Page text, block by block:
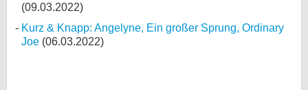
(09.03.2022)
Kurz & Knapp: Angelyne, Ein großer Sprung, Ordinary
Joe (06.03.2022)
myFanbase